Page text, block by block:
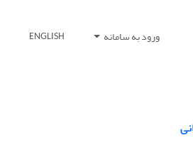
ورود به سامانه ENGLISH